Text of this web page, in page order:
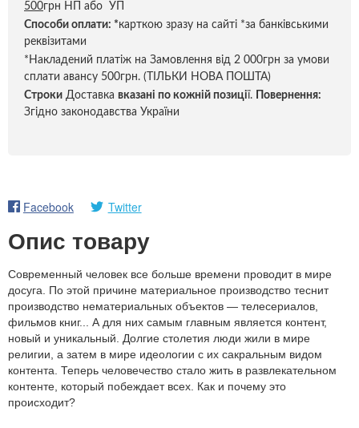
500грн НП або УП
Способи оплати: *карткою зразу на сайті *за банківськими
реквізитами
*Накладений платіж на Замовлення від 2 000грн за умови
сплати авансу 500грн. (ТІЛЬКИ НОВА ПОШТА)
Строки Доставка вказані по кожній позиції.
Повернення:
Згідно законодавства України
Facebook Twitter
Опис товару
Современный человек все больше времени проводит в мире
досуга. По этой причине материальное производство теснит
производство нематериальных объектов — телесериалов,
фильмов книг... А для них самым главным является контент,
новый и уникальный. Долгие столетия люди жили в мире
религии, а затем в мире идеологии с их сакральным видом
контента. Теперь человечество стало жить в развлекательном
контенте, который побеждает всех. Как и почему это
происходит?